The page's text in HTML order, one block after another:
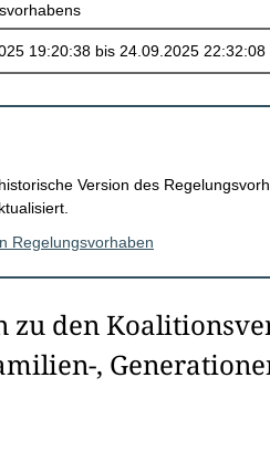
Version des
Regelungsvorhaben
zu den
,